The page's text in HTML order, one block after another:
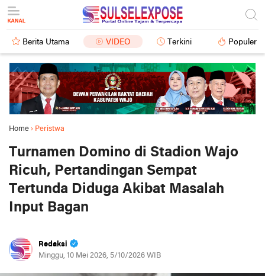
Berita Utama VIDEO Terkini Populer
Home › Peristwa
Turnamen Domino di Stadion Wajo
Ricuh, Pertandingan Sempat
Tertunda Diduga Akibat Masalah
Input Bagan
Redaksi
Minggu, 10 Mei 2026, 5/10/2026 WIB